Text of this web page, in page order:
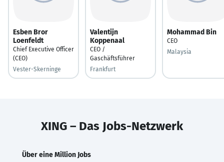
Esben Bror
Loenfeldt
Chief Executive Officer
(CEO)
Vester-Skerninge
Valentijn
Koppenaal
CEO /
Gaschäftsführer
Frankfurt
Mohammad Bin
CEO
Malaysia
XING – Das Jobs-Netzwerk
Über eine Million Jobs